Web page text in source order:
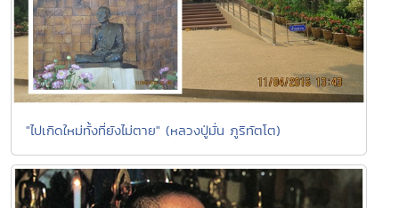
"ไปเกิดใหม่ทั้งที่ยังไม่ตาย" (หลวงปู่มั่น ภูริทัตโต)